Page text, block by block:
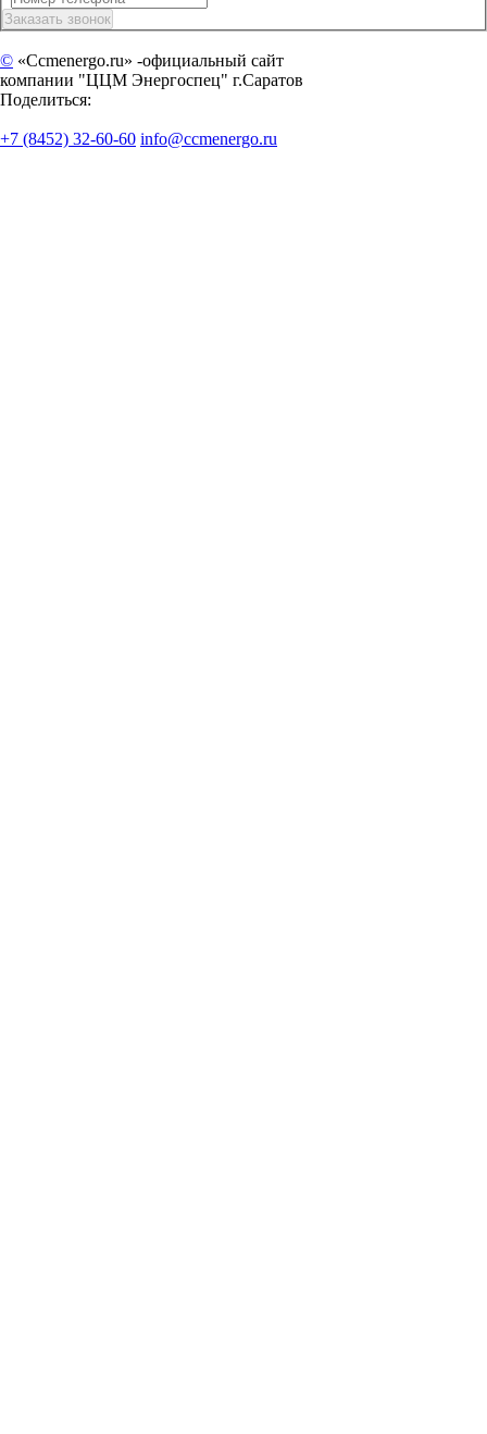
© «Ccmenergo.ru» -официальный сайт
компании "ЦЦМ Энергоспец" г.Саратов
Поделиться:
+7 (8452) 32-60-60 info@ccmenergo.ru